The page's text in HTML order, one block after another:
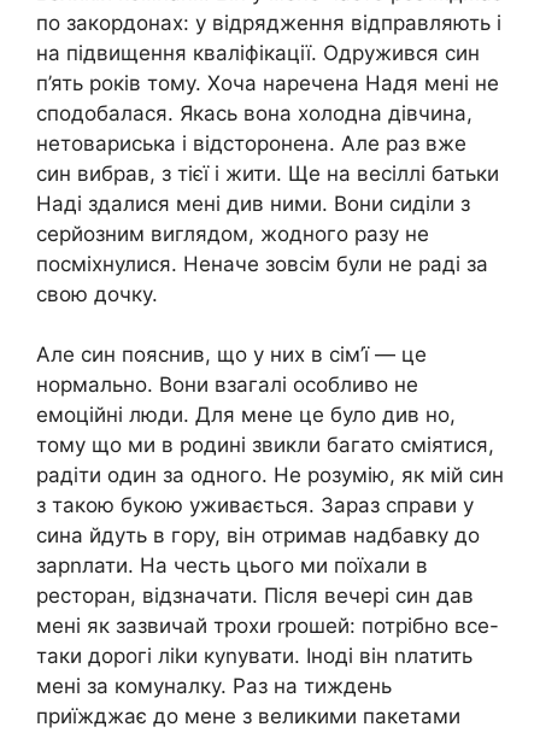
по закордонах: у відрядження відправляють і
на підвищення кваліфікації. Одружився син
п’ять років тому. Хоча наречена Надя мені не
сподобалася. Якась вона холодна дівчина,
нетовариська і відсторонена. Але раз вже
син вибрав, з тієї і жити. Ще на весіллі батьки
Наді здалися мені див ними. Вони сиділи з
серйозним виглядом, жодного разу не
посміхнулися. Неначе зовсім були не раді за
свою дочку.
Але син пояснив, що у них в сім’ї — це
нормально. Вони взагалі особливо не
емоційні люди. Для мене це було див но,
тому що ми в родині звикли багато сміятися,
радіти один за одного. Не розумію, як мій син
з такою букою уживається. Зараз справи у
сина йдуть в гору, він отримав надбавку до
зарnлати. На честь цього ми поїхали в
ресторан, відзначати. Після вечері син дав
мені як зазвичай трохи rрошей: потрібно все-
таки дорогі ліkи куnувати. Іноді він nлатить
мені за комуналку. Раз на тиждень
приїжджає до мене з великими пакетами